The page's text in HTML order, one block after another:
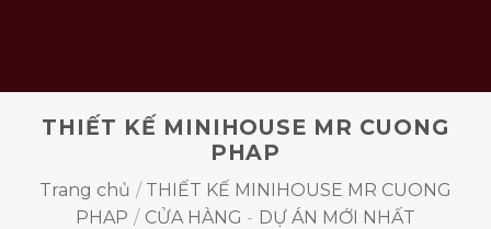
THIẾT KẾ MINIHOUSE MR CUONG
PHAP
Trang chủ / THIẾT KẾ MINIHOUSE MR CUONG
PHAP / CỬA HÀNG - DỰ ÁN MỚI NHẤT